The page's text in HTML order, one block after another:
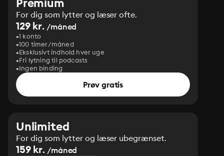
For dig som lytter og læser ofte.
129 kr. /måned
1 konto
100 timer/måned
Eksklusivt indhold hver uge
Fri lytning til podcasts
Ingen binding
Prøv gratis
Unlimited
For dig som lytter og læser ubegrænset.
159 kr. /måned